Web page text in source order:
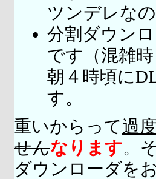
ツンデレな
分割ダウン
です（混雑時
朝４時頃に
す。
重いからって過
せんなります。
ダウンローダを